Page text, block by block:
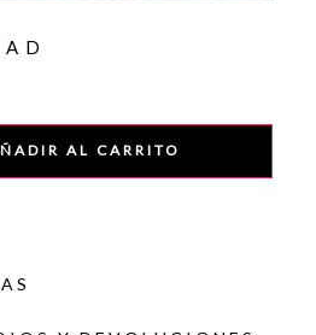
AL CARRITO